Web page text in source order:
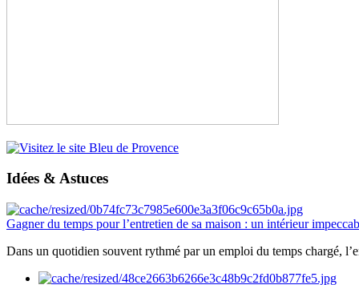
Idées & Astuces
Gagner du temps pour l’entretien de sa maison : un intérieur
Dans un quotidien souvent rythmé par un emploi du temps chargé,